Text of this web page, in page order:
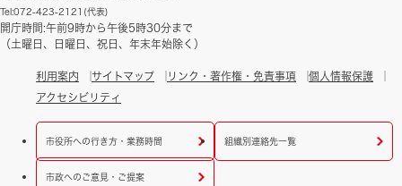
Tel:072-423-2121(代表)
開庁時間:午前9時から午後5時30分まで
（土曜日、日曜日、祝日、年末年始除く）
利用案内 サイトマップ リンク・著作権・免責事項
個人情報保護
アクセシビリティ
市役所への行き方・業務時間 組織別連絡先一覧
市政へのご意見・ご提案